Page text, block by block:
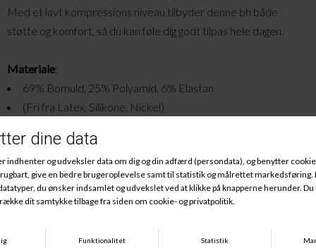
Med et lavt kompressions niveau tilbyder denne bh både
støtte og komfort, så du kan føle dig godt tilpas hele dagen.
Materiale:
69% Bomuld, 25% Polyamid, 6% Elastan
(Fri fra Latex, Silikone, Nickel)
Andre købte også